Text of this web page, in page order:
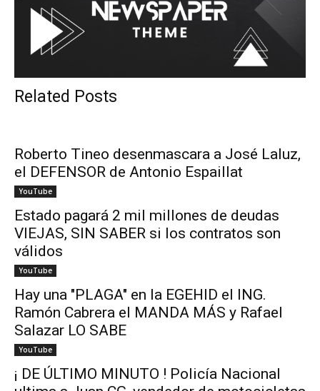
Related Posts
Roberto Tineo desenmascara a José Laluz,
el DEFENSOR de Antonio Espaillat
YouTube
Estado pagará 2 mil millones de deudas
VIEJAS, SIN SABER si los contratos son
válidos
YouTube
Hay una "PLAGA" en la EGEHID el ING.
Ramón Cabrera el MANDA MÁS y Rafael
Salazar LO SABE
YouTube
¡ DE ÚLTIMO MINUTO ! Policía Nacional